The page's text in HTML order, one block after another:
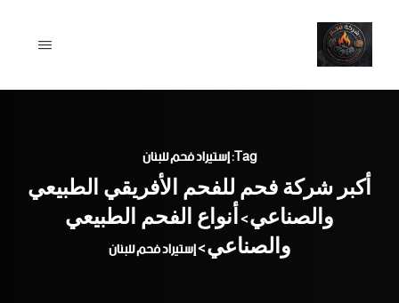
content
Tag: إستيراد فحم للبنان
أكبر شركة فحم للفحم الأفريقي الطبيعي
والصناعي>أنواع الفحم الطبيعي
والصناعي>إستيراد فحم للبنان